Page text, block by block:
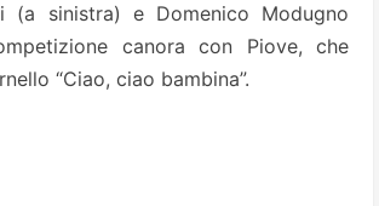
(a sinistra) e Domenico Modugno
canora con Piove, che
“Ciao, ciao bambina”.